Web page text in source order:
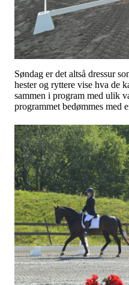
Søndag er det altså dressur
hester og ryttere vise hva de
sammen i program med ulik
programmet bedømmes med